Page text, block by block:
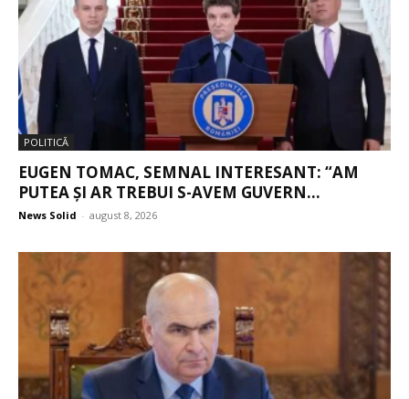
POLITICĂ
EUGEN TOMAC, SEMNAL INTERESANT: “AM
PUTEA ȘI AR TREBUI S-AVEM GUVERN...
News Solid - august 8, 2026